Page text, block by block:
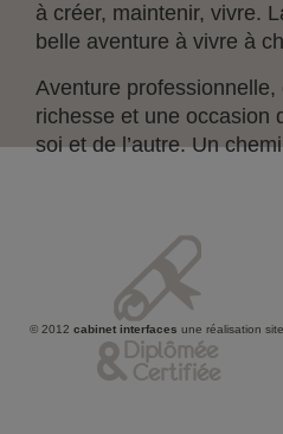
à créer, maintenir, vivre.
belle aventure à vivre à
Aventure professionnelle,
richesse et une occasion
soi et de l’autre. Un
Diplômée
& Certifiée
© 2012 cabinet interfaces une réalisation